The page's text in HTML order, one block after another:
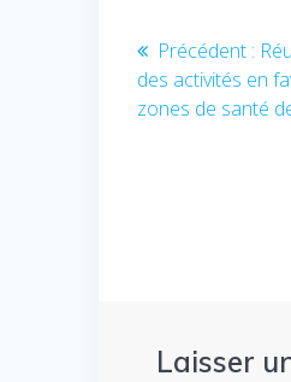
de
Précédent :
:
des activités en
zones de santé
Laisser